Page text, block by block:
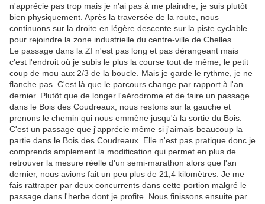
n'apprécie pas trop mais je n'ai pas à me plaindre, je suis plutôt
bien physiquement. Après la traversée de la route, nous
continuons sur la droite en légère descente sur la piste cyclable
pour rejoindre la zone industrielle du centre-ville de Chelles.
Le passage dans la ZI n'est pas long et pas dérangeant mais
c'est l'endroit où je subis le plus la course tout de même, le petit
coup de mou aux 2/3 de la boucle. Mais je garde le rythme, je ne
flanche pas. C'est là que le parcours change par rapport à l'an
dernier. Plutôt que de longer l'aérodrome et de faire un passage
dans le Bois des Coudreaux, nous restons sur la gauche et
prenons le chemin qui nous emmène jusqu'à la sortie du Bois.
C'est un passage que j'apprécie même si j'aimais beaucoup la
partie dans le Bois des Coudreaux. Elle n'est pas pratique donc je
comprends amplement la modification qui permet en plus de
retrouver la mesure réelle d'un semi-marathon alors que l'an
dernier, nous avions fait un peu plus de 21,4 kilomètres. Je me
fais rattraper par deux concurrents dans cette portion malgré le
passage dans l'herbe dont je profite. Nous finissons ensuite par